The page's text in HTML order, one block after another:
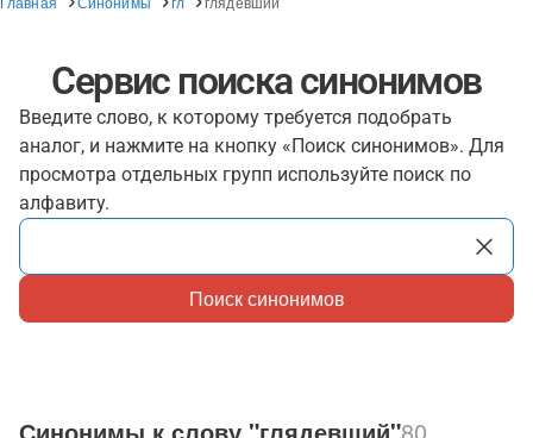
Сервис поиска синонимов
Введите слово, к которому требуется подобрать
аналог, и нажмите на кнопку «Поиск синонимов». Для
просмотра отдельных групп используйте поиск по
алфавиту.
Поиск синонимов